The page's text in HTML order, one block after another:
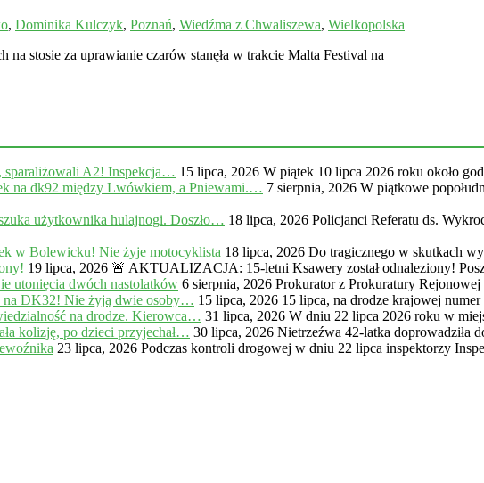
, Dominika Kulczyk, Poznań, Wiedźma z Chwaliszewa, Wielkopolska
stosie za uprawianie czarów stanęła w trakcie Malta Festival na
sparaliżowali A2! Inspekcja… 15 lipca, 2026 W piątek 10 lipca 2026 roku około
na dk92 między Lwówkiem, a Pniewami.… 7 sierpnia, 2026 W piątkowe
użytkownika hulajnogi. Doszło… 18 lipca, 2026 Policjanci Referatu ds.
w Bolewicku! Nie żyje motocyklista 18 lipca, 2026 Do tragicznego w skutkach
19 lipca, 2026 🚨 AKTUALIZACJA: 15-letni Ksawery został odnaleziony!
utonięcia dwóch nastolatków 6 sierpnia, 2026 Prokurator z Prokuratury
na DK32! Nie żyją dwie osoby… 15 lipca, 2026 15 lipca, na drodze krajowej
na drodze. Kierowca… 31 lipca, 2026 W dniu 22 lipca 2026 roku w
kolizję, po dzieci przyjechał… 30 lipca, 2026 Nietrzeźwa 42-latka doprowadziła
23 lipca, 2026 Podczas kontroli drogowej w dniu 22 lipca inspektorzy